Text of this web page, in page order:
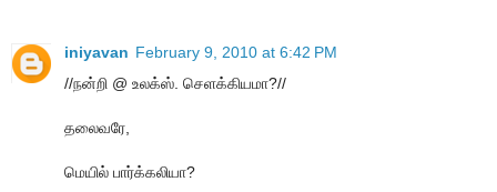
iniyavan February 9, 2010 at 6:42 PM
//நன்றி @ உலக்ஸ். செளக்கியமா?//
தலைவரே,
மெயில் பார்க்கலியா?